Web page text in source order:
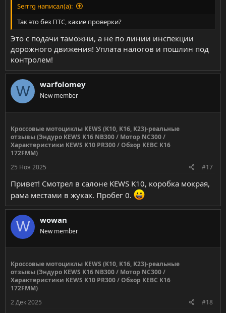
Serrrg написал(а):
Так это без ПТС, какие проверки?
Это с подачи таможни, а не по линии инспекции
дорожного движения! Уплата налогов и пошлин под
контролем!
W warfolomey
New member
Кроссовые мотоциклы KEWS (K10, K16, K23)-реальные
отзывы (Эндуро KEWS K16 NB300 / Мотор NC300 /
Характеристики KEWS K10 PR300 / Обзор КЕВС К16
172FMM)
25 Ноя 2025
#17
Привет! Смотрел в салоне KEWS K10, коробка мокрая,
рама местами в жуках. Пробег 0.
W wowan
New member
Кроссовые мотоциклы KEWS (K10, K16, K23)-реальные
отзывы (Эндуро KEWS K16 NB300 / Мотор NC300 /
Характеристики KEWS K10 PR300 / Обзор КЕВС К16
172FMM)
2 Дек 2025
#18